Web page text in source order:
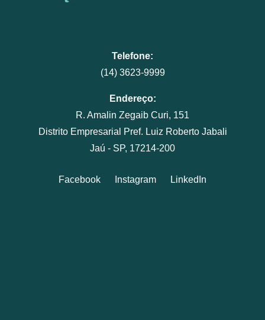
Telefone:
(14) 3623-9999
Endereço:
R. Amalin Zegaib Curi, 151
Distrito Empresarial Pref. Luiz Roberto Jabali
Jaú - SP, 17214-200
Facebook Instagram LinkedIn